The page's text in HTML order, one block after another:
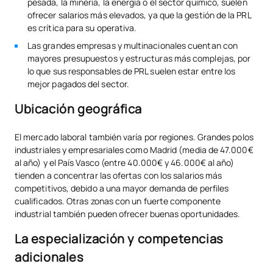
ofrecer salarios más elevados, ya que la gestión de la PRL
es crítica para su operativa.
Las grandes empresas y multinacionales cuentan con
mayores presupuestos y estructuras más complejas, por
lo que sus responsables de PRL suelen estar entre los
mejor pagados del sector.
Ubicación geográfica
El mercado laboral también varía por regiones. Grandes polos
industriales y empresariales como Madrid (media de 47.000€
al año) y el País Vasco (entre 40.000€ y 46.000€ al año)
tienden a concentrar las ofertas con los salarios más
competitivos, debido a una mayor demanda de perfiles
cualificados. Otras zonas con un fuerte componente
industrial también pueden ofrecer buenas oportunidades.
La especialización y competencias
adicionales